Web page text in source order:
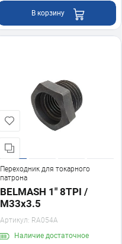
В корзину
Переходник для токарного
патрона
BELMASH 1" 8TPI /
M33x3.5
Артикул: RA054A
Наличие достаточное